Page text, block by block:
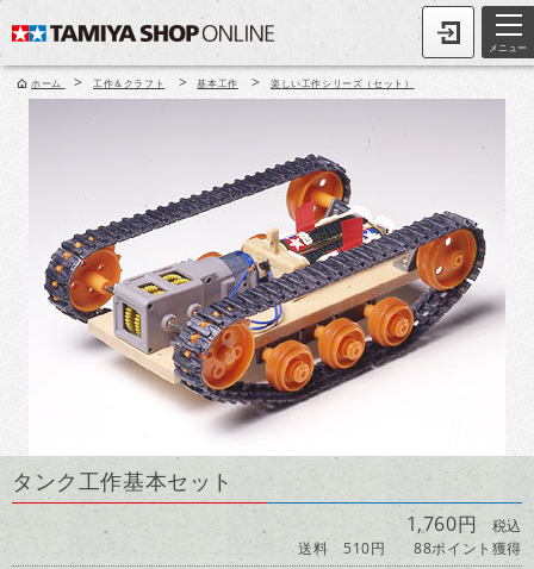
メニュー
ホーム > 工作＆クラフト > 基本工作 > 楽しい工作シリーズ（セット）
タンク工作基本セット
1,760円 税込
送料 510円
88ポイント獲得